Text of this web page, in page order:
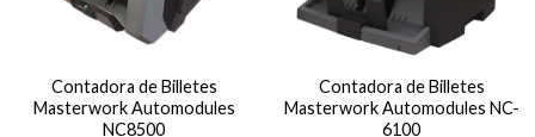
Contadora de Billetes
Masterwork Automodules
NC8500
Contadora de Billetes
Masterwork Automodules NC-
6100